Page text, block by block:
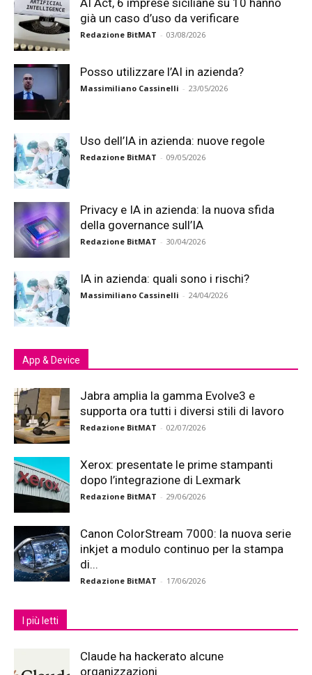
AI Act, 6 imprese siciliane su 10 hanno
già un caso d’uso da verificare
Redazione BitMAT - 03/08/2026
Posso utilizzare l’AI in azienda?
Massimiliano Cassinelli - 23/05/2026
Uso dell’IA in azienda: nuove regole
Redazione BitMAT - 09/05/2026
Privacy e IA in azienda: la nuova sfida
della governance sull’IA
Redazione BitMAT - 30/04/2026
IA in azienda: quali sono i rischi?
Massimiliano Cassinelli - 24/04/2026
App & Device
Jabra amplia la gamma Evolve3 e
supporta ora tutti i diversi stili di lavoro
Redazione BitMAT - 02/07/2026
Xerox: presentate le prime stampanti
dopo l’integrazione di Lexmark
Redazione BitMAT - 29/06/2026
Canon ColorStream 7000: la nuova serie
inkjet a modulo continuo per la stampa
di...
Redazione BitMAT - 17/06/2026
I più letti
Claude ha hackerato alcune
organizzazioni